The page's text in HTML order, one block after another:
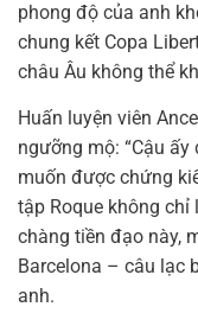
phong độ của anh
chung kết Copa
châu Âu không thể
Huấn luyện viên
ngưỡng mộ: “Cậu
muốn được chứng
tập Roque không
chàng tiền đạo này,
Barcelona – câu lạc
anh.